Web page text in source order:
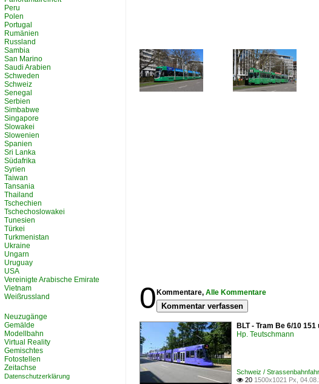
0 Kommentare, Alle Kommentare
Kommentar verfassen
BLT - Tram Be 6/10
Hp. Teutschmann
Schweiz /
 20 1500x1021 Px,
Peru
Polen
Portugal
Rumänien
Russland
Sambia
San Marino
Saudi Arabien
Schweden
Schweiz
Senegal
Serbien
Simbabwe
Singapore
Slowakei
Slowenien
Spanien
Sri Lanka
Südafrika
Syrien
Taiwan
Tansania
Thailand
Tschechien
Tschechoslowakei
Tunesien
Türkei
Turkmenistan
Ukraine
Ungarn
Uruguay
USA
Vereinigte Arabische Emirate
Vietnam
Weißrussland
Neuzugänge
Gemälde
Modellbahn
Virtual Reality
Gemischtes
Fotostellen
Zeitachse
Datenschutzerklärung